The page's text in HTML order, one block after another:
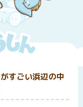
すごい浜辺の中